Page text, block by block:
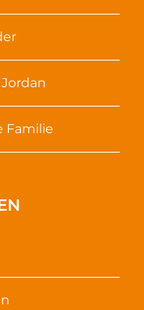
Familie